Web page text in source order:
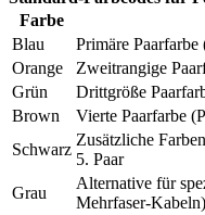
Farbe
Blau
Primäre Paarfarbe
Orange
Zweitrangige
Grün
Drittgröße
Brown
Vierte Paarfarbe
Schwarz
Zusätzliche
5. Paar
Grau
Alternative für
Mehrfaser-Kabeln)